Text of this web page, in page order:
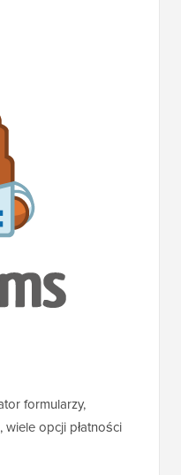
formularzy,
opcji płatności